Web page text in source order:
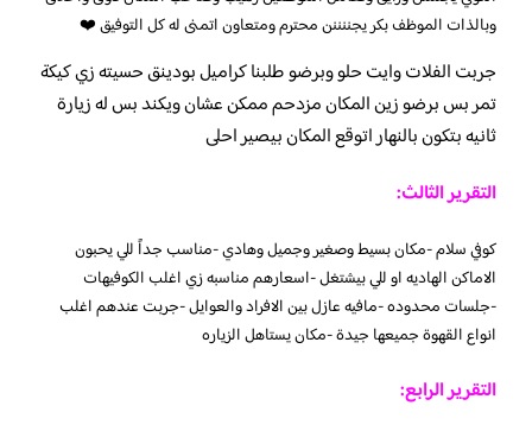
وبالذات الموظف بكر يجننننن محترم ومتعاون اتمنى له كل التوفيق ❤️
جربت الفلات وايت حلو وبرضو طلبنا كراميل بودينق حسيته زي كيكة
تمر بس برضو زين المكان مزدحم ممكن عشان ويكند بس له زيارة
ثانيه بتكون بالنهار اتوقع المكان بيصير احلى
التقرير الثالث:
كوفي سلام -مكان بسيط وصغير وجميل وهادي -مناسب جداً للي يحبون
الاماكن الهاديه او للي بيشتغل -اسعارهم مناسبه زي اغلب الكوفيهات
-جلسات محدوده -مافيه عازل بين الافراد والعوايل -جربت عندهم اغلب
انواع القهوة جميعها جيدة -مكان يستاهل الزياره
التقرير الرابع: